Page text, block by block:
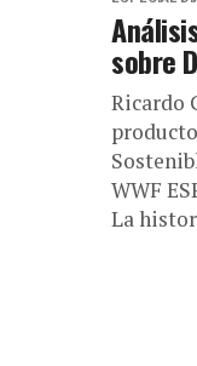
sobre
Ricardo
WWF
La